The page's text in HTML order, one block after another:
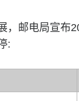
，邮电局宣布
: